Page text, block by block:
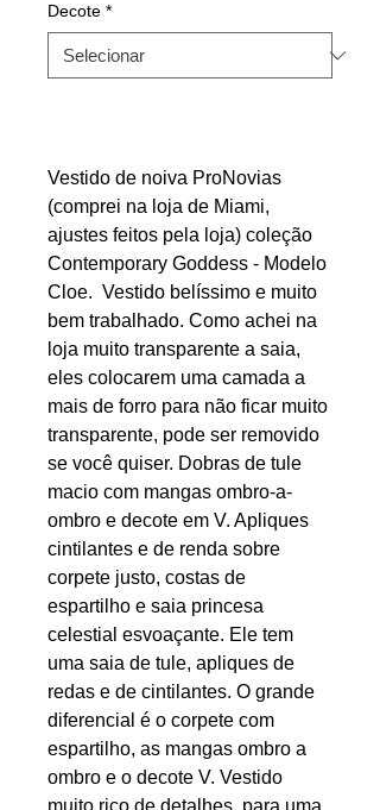
Decote *
Vestido de noiva ProNovias
(comprei na loja de Miami,
ajustes feitos pela loja) coleção
Contemporary Goddess - Modelo
Cloe. Vestido belíssimo e muito
bem trabalhado. Como achei na
loja muito transparente a saia,
eles colocarem uma camada a
mais de forro para não ficar muito
transparente, pode ser removido
se você quiser. Dobras de tule
macio com mangas ombro-a-
ombro e decote em V. Apliques
cintilantes e de renda sobre
corpete justo, costas de
espartilho e saia princesa
celestial esvoaçante. Ele tem
uma saia de tule, apliques de
redas e de cintilantes. O grande
diferencial é o corpete com
espartilho, as mangas ombro a
ombro e o decote V. Vestido